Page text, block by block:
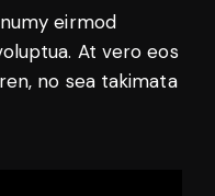
eirmod
At vero eos
no sea takimata